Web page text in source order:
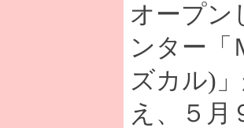
オープン
ンター「
ズカル)
え、５月